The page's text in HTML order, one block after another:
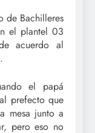
de Bachilleres
el plantel 03
acuerdo al
el papá
prefecto que
mesa junto a
pero eso no